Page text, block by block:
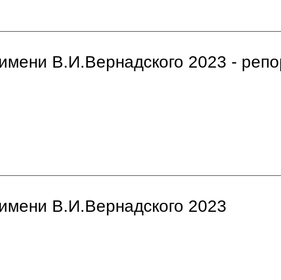
В.И.Вернадского 2023 -
В.И.Вернадского 2023